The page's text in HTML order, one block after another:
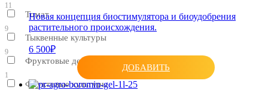
11
Томат
9
Тыквенные культуры
9
Фруктовые деревья
1
Фруктовые культуры
Новая концепция биостимулятора и биоудобрения
растительного происхождения.
6 500₽
ДОБАВИТЬ